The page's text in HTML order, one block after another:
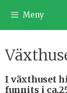
Meny
I växthuset
funnits i